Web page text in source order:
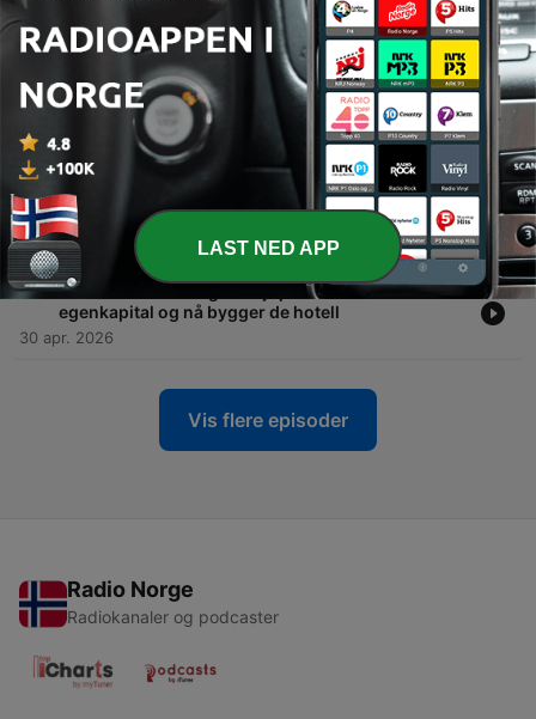
39
Ørjan Vika: Fra oppussing til 10 eiendommer på
rekordtid
19 mai 2026
38 - Elin & Daniel Hviding Roalkvam: Fra fast jobb til
rask eiendomsvekst på rekordtid
12 mai 2026
37 - Per Jørgen Gram Hallbert: Fra 10 år med flipping til
stabil cashflow og frihet
05 mai 2026
36 - Jonas & Eileen Bergem: Kjøpte eiendommer uten
egenkapital og nå bygger de hotell
30 apr. 2026
Vis flere episoder
Radio Norge
Radiokanaler og podcaster
LAST NED APP